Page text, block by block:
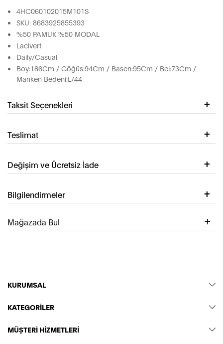
4HC060102015M101S
SKU: 8683925855393
%50 PAMUK %50 MODAL
Lacivert
Daily/Casual
Boy:186Cm / Göğüs:94Cm / Basen:95Cm / Bel:73Cm /
Manken Bedeni:L/44
Taksit Seçenekleri
Teslimat
Değişim ve Ücretsiz İade
Bilgilendirmeler
Mağazada Bul
KURUMSAL
KATEGORİLER
MÜŞTERİ HİZMETLERİ